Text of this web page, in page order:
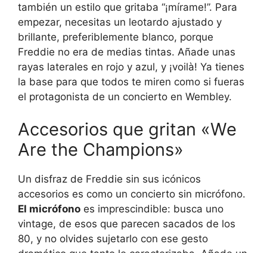
también un estilo que gritaba “¡mírame!”. Para
empezar, necesitas un leotardo ajustado y
brillante, preferiblemente blanco, porque
Freddie no era de medias tintas. Añade unas
rayas laterales en rojo y azul, y ¡voilà! Ya tienes
la base para que todos te miren como si fueras
el protagonista de un concierto en Wembley.
Accesorios que gritan «We
Are the Champions»
Un disfraz de Freddie sin sus icónicos
accesorios es como un concierto sin micrófono.
El micrófono es imprescindible: busca uno
vintage, de esos que parecen sacados de los
80, y no olvides sujetarlo con ese gesto